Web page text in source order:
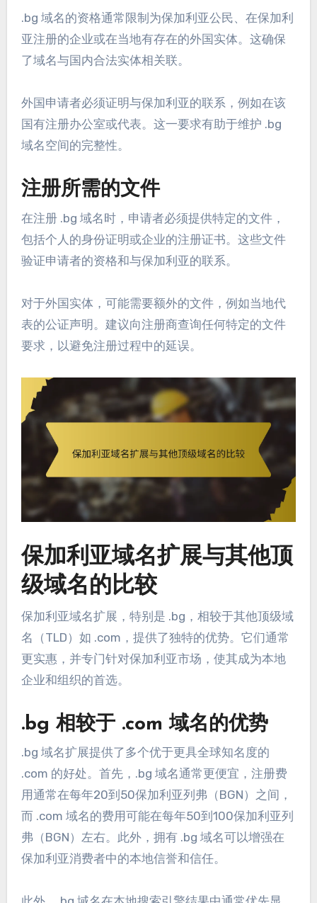
.bg 域名的资格通常限制为保加利亚公民、在保加利
亚注册的企业或在当地有存在的外国实体。这确保
了域名与国内合法实体相关联。
外国申请者必须证明与保加利亚的联系，例如在该
国有注册办公室或代表。这一要求有助于维护 .bg
域名空间的完整性。
注册所需的文件
在注册 .bg 域名时，申请者必须提供特定的文件，
包括个人的身份证明或企业的注册证书。这些文件
验证申请者的资格和与保加利亚的联系。
对于外国实体，可能需要额外的文件，例如当地代
表的公证声明。建议向注册商查询任何特定的文件
要求，以避免注册过程中的延误。
保加利亚域名扩展与其他顶
级域名的比较
保加利亚域名扩展，特别是 .bg，相较于其他顶级域
名（TLD）如 .com，提供了独特的优势。它们通常
更实惠，并专门针对保加利亚市场，使其成为本地
企业和组织的首选。
.bg 相较于 .com 域名的优势
.bg 域名扩展提供了多个优于更具全球知名度的
.com 的好处。首先，.bg 域名通常更便宜，注册费
用通常在每年20到50保加利亚列弗（BGN）之间，
而 .com 域名的费用可能在每年50到100保加利亚列
弗（BGN）左右。此外，拥有 .bg 域名可以增强在
保加利亚消费者中的本地信誉和信任。